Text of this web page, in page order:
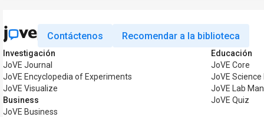
Contáctenos Recomendar a la biblioteca
Investigación
JoVE Journal
JoVE Encyclopedia of Experiments
JoVE Visualize
Business
JoVE Business
Educación
JoVE Core
JoVE
JoVE Lab
JoVE Quiz